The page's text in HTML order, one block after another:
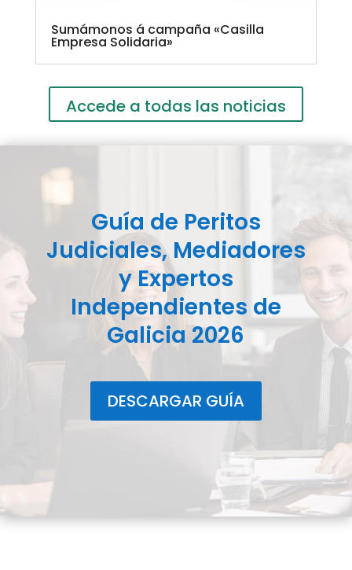
Sumámonos á campaña «Casilla
Empresa Solidaria»
Accede a todas las noticias
Guía de Peritos
Judiciales, Mediadores
y Expertos
Independientes de
Galicia 2026
DESCARGAR GUÍA